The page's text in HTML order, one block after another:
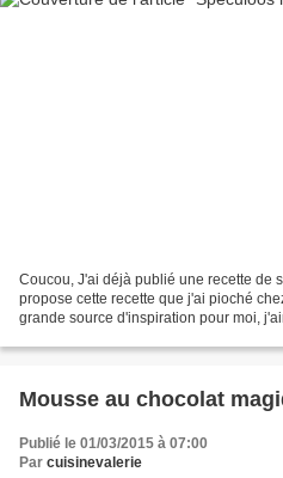
Coucou, J'ai déjà publié une recette de
propose cette recette que j'ai pioché
grande source d'inspiration pour moi,
Mousse au chocolat
Publié le 01/03/2015 à 07:00
Par cuisinevalerie